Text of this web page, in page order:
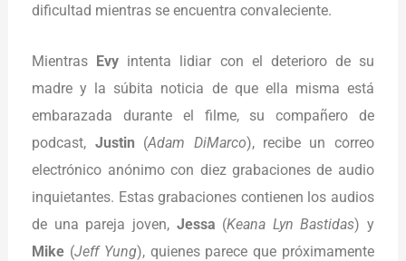
dificultad mientras se encuentra convaleciente.
Mientras Evy intenta lidiar con el deterioro de su
madre y la súbita noticia de que ella misma está
embarazada durante el filme, su compañero de
podcast, Justin (Adam DiMarco), recibe un correo
electrónico anónimo con diez grabaciones de audio
inquietantes. Estas grabaciones contienen los audios
de una pareja joven, Jessa (Keana Lyn Bastidas) y
Mike (Jeff Yung), quienes parece que próximamente